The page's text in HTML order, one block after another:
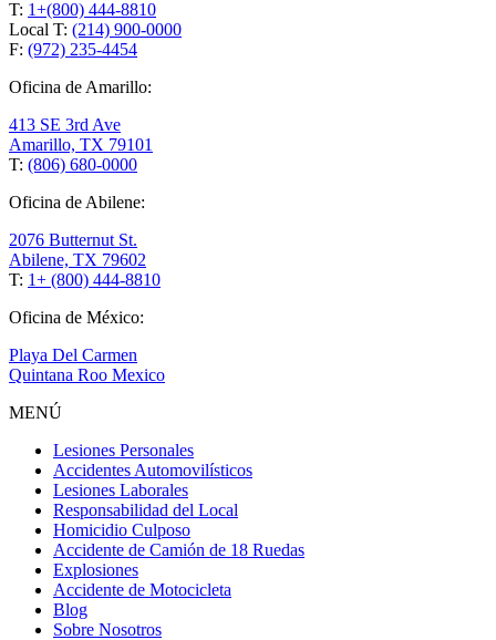
T: 1+(800) 444-8810
Local T: (214) 900-0000
F: (972) 235-4454
Oficina de Amarillo:
413 SE 3rd Ave
Amarillo, TX 79101
T: (806) 680-0000
Oficina de Abilene:
2076 Butternut St.
Abilene, TX 79602
T: 1+ (800) 444-8810
Oficina de México:
Playa Del Carmen
Quintana Roo Mexico
MENÚ
Lesiones Personales
Accidentes Automovilísticos
Lesiones Laborales
Responsabilidad del Local
Homicidio Culposo
Accidente de Camión de 18 Ruedas
Explosiones
Accidente de Motocicleta
Blog
Sobre Nosotros